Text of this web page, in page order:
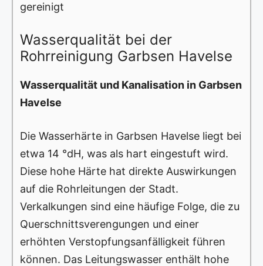
gereinigt
Wasserqualität bei der
Rohrreinigung Garbsen Havelse
Wasserqualität und Kanalisation in Garbsen
Havelse
Die Wasserhärte in Garbsen Havelse liegt bei
etwa 14 °dH, was als hart eingestuft wird.
Diese hohe Härte hat direkte Auswirkungen
auf die Rohrleitungen der Stadt.
Verkalkungen sind eine häufige Folge, die zu
Querschnittsverengungen und einer
erhöhten Verstopfungsanfälligkeit führen
können. Das Leitungswasser enthält hohe